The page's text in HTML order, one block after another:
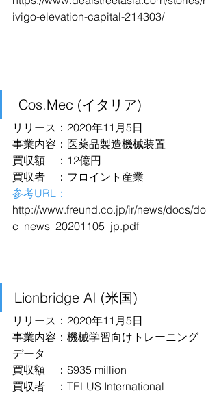
ivigo-elevation-capital-214303/
Cos.Mec (イタリア)
リリース：2020年11月5日
事業内容：医薬品製造機械装置
買収額　：12億円
買収者　：フロイント産業
参考URL：
http://www.freund.co.jp/ir/news/docs/do
c_news_20201105_jp.pdf
Lionbridge AI (米国)
リリース：2020年11月5日
事業内容：機械学習向けトレーニング
データ
買収額　：$935 million
買収者　：TELUS International